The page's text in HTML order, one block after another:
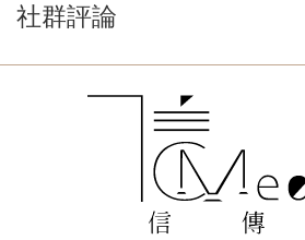
社群評論